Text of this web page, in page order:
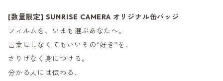
[数量限定] SUNRISE CAMERA オリジナル缶バッジ
フィルムを、いまも選ぶあなたへ。
言葉にしなくてもいいその“好き”を、
さりげなく身につける。
分かる人には伝わる、